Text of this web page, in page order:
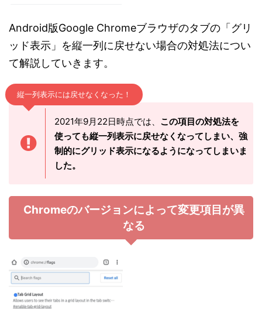
Android版Google Chromeブラウザのタブの「グリ
ッド表示」を縦一列に戻せない場合の対処法につい
て解説していきます。
縦一列表示には戻せなくなった！
2021年9月22日時点では、 この項目の対処法を
使っても縦一列表示に戻せなくなってしまい、強
制的にグリッド表示になるようになってしまいま
した。
Chromeのバージョンによって変更項目が異
なる